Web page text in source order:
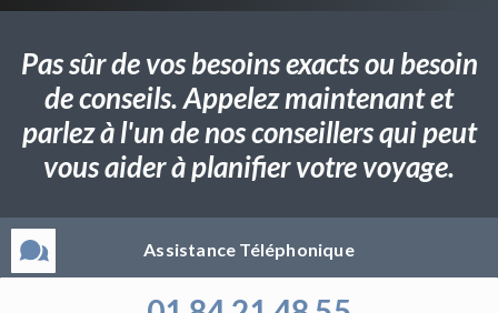
Pas sûr de vos besoins exacts ou besoin
de conseils. Appelez maintenant et
parlez à l'un de nos conseillers qui peut
vous aider à planifier votre voyage.
Assistance Téléphonique